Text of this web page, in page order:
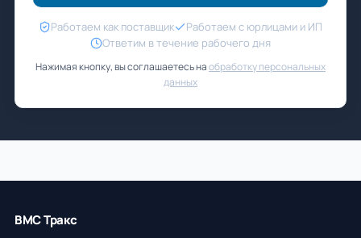
Работаем как поставщик
Работаем с юрлицами и ИП
Ответим в течение рабочего дня
Нажимая кнопку, вы соглашаетесь наобработку персональных
данных
ВМС Тракс